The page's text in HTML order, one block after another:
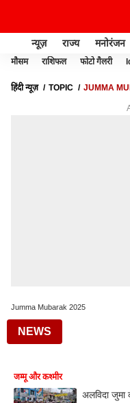
न्यूज़ राज्य मनोरंजन
मौसम राशिफल फोटो गैलरी
हिंदी न्यूज़ TOPIC JUMMA
Jumma Mubarak 2025
NEWS
जम्मू और कश्मीर
अलविदा